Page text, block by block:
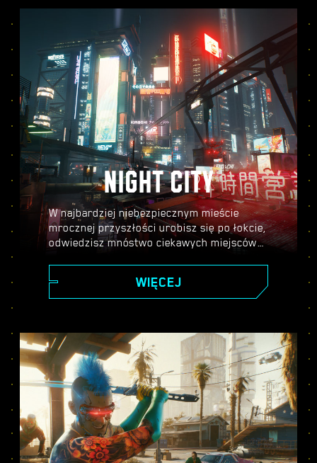
implantu, który każdy chce dostać w swoje
NIGHT CITY
W najbardziej niebezpiecznym mieście
mrocznej przyszłości urobisz się po łokcie,
odwiedzisz mnóstwo ciekawych miejscówek
sposób się tam dostaniesz.
WIĘCEJ